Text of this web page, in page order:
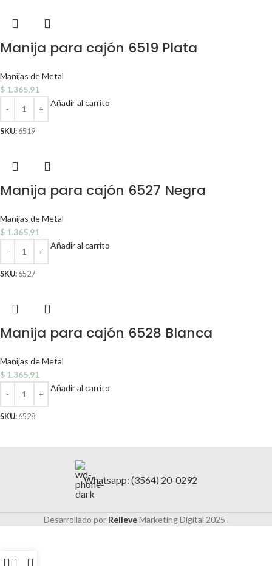
Manija para cajón 6519 Plata
Manijas de Metal
$ 1.365,91
Añadir al carrito
SKU: 6519
Manija para cajón 6527 Negra
Manijas de Metal
$ 1.365,91
Añadir al carrito
SKU: 6527
Manija para cajón 6528 Blanca
Manijas de Metal
$ 1.365,91
Añadir al carrito
SKU: 6528
Whatsapp: (3564) 20-0292
Desarrollado por RelieveMarketing Digital 2025 .